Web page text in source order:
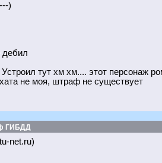
)
дебил
тут хм хм.... этот персонаж
не моя, штраф не существует
ГИБДД
net.ru)